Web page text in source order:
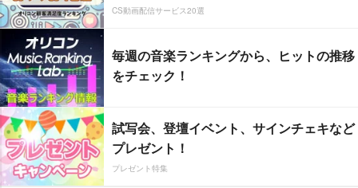
CS動画配信サービス20選
毎週の音楽ランキングから、ヒットの推移
をチェック！
試写会、登壇イベント、サインチェキなど
プレゼント！
プレゼント特集